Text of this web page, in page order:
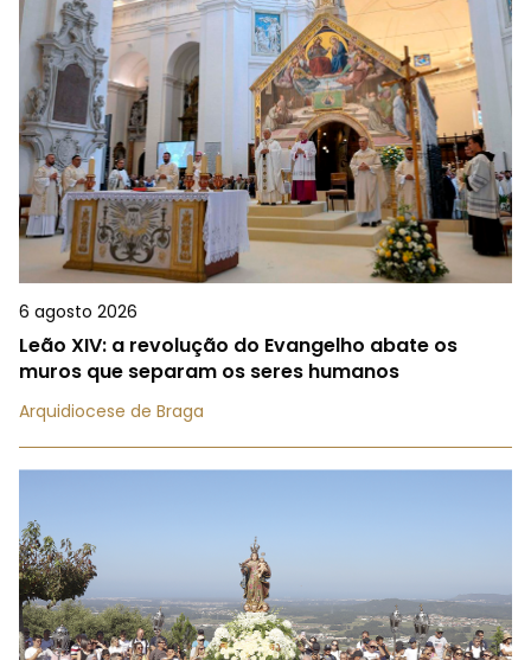
6 agosto 2026
Leão XIV: a revolução do Evangelho abate os
muros que separam os seres humanos
Arquidiocese de Braga